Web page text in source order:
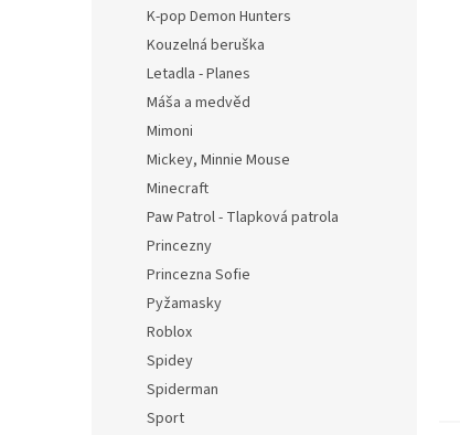
K-pop Demon Hunters
Kouzelná beruška
Letadla - Planes
Máša a medvěd
Mimoni
Mickey, Minnie Mouse
Minecraft
Paw Patrol - Tlapková patrola
Princezny
Princezna Sofie
Pyžamasky
Roblox
Spidey
Spiderman
Sport